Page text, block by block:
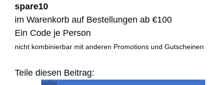
spare10
im Warenkorb auf Bestellungen ab €100
Ein Code je Person
nicht kombinierbar mit anderen Promotions und Gutscheinen
Teile diesen Beitrag: